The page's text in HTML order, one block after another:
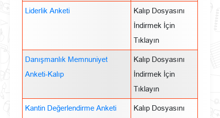
Liderlik Anketi
Kalıp Dosyasını
İndirmek İçin
Tıklayın
Danışmanlık Memnuniyet
Anketi-Kalıp
Kalıp Dosyasını
İndirmek İçin
Tıklayın
Kantin Değerlendirme Anketi
Kalıp Dosyasını